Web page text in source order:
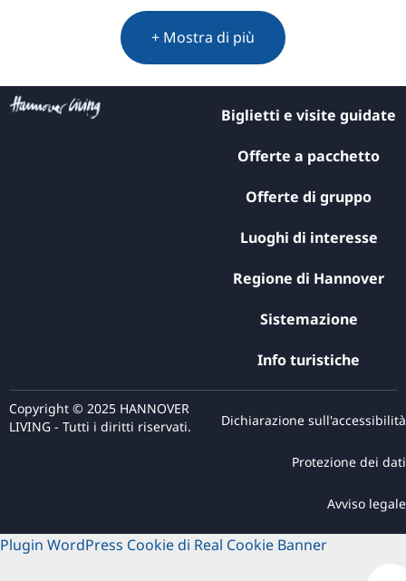
+ Mostra di più
Biglietti e visite guidate
Offerte a pacchetto
Offerte di gruppo
Luoghi di interesse
Regione di Hannover
Sistemazione
Info turistiche
Copyright © 2025 HANNOVER
LIVING - Tutti i diritti riservati.
Dichiarazione sull'accessibilità
Protezione dei dati
Avviso legale
Plugin WordPress Cookie di Real Cookie Banner